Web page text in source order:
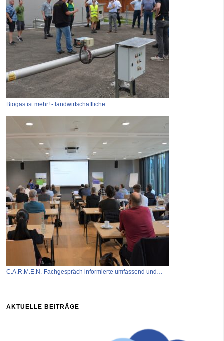
Biogas ist mehr! - landwirtschaftliche…
C.A.R.M.E.N.-Fachgespräch informierte umfassend und…
AKTUELLE BEITRÄGE